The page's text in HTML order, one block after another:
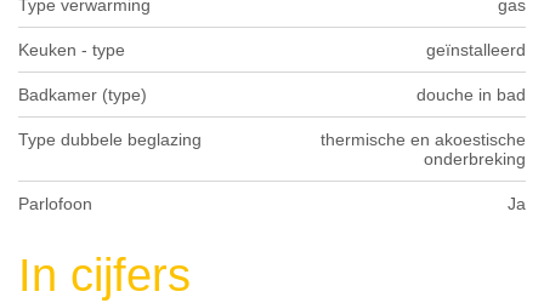
Type verwarming gas
Keuken - type geïnstalleerd
Badkamer (type) douche in bad
Type dubbele beglazing
thermische en akoestische
onderbreking
Parlofoon Ja
In cijfers